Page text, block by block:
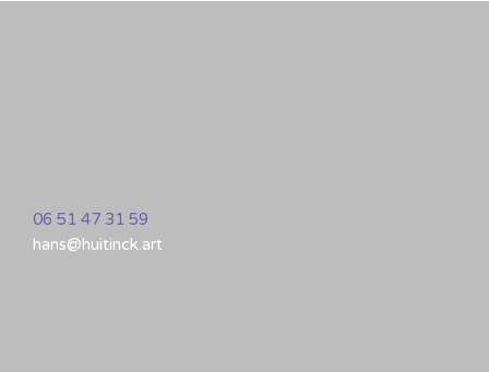
06 51 47 31 59
hans@huitinck.art